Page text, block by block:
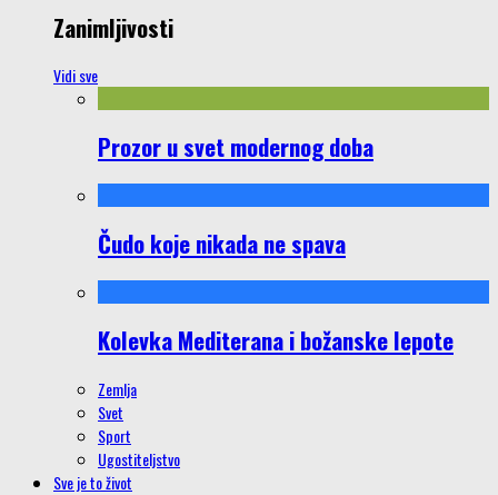
Zanimljivosti
Vidi sve
Prozor u svet modernog doba
Čudo koje nikada ne spava
Kolevka Mediterana i božanske lepote
Zemlja
Svet
Sport
Ugostiteljstvo
Sve je to život